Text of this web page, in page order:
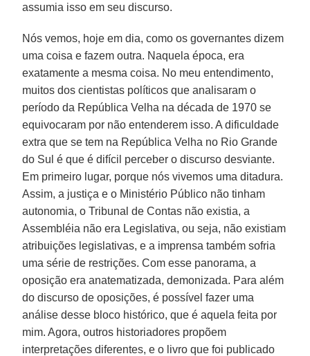
assumia isso em seu discurso.
Nós vemos, hoje em dia, como os governantes dizem
uma coisa e fazem outra. Naquela época, era
exatamente a mesma coisa. No meu entendimento,
muitos dos cientistas políticos que analisaram o
período da República Velha na década de 1970 se
equivocaram por não entenderem isso. A dificuldade
extra que se tem na República Velha no Rio Grande
do Sul é que é difícil perceber o discurso desviante.
Em primeiro lugar, porque nós vivemos uma ditadura.
Assim, a justiça e o Ministério Público não tinham
autonomia, o Tribunal de Contas não existia, a
Assembléia não era Legislativa, ou seja, não existiam
atribuições legislativas, e a imprensa também sofria
uma série de restrições. Com esse panorama, a
oposição era anatematizada, demonizada. Para além
do discurso de oposições, é possível fazer uma
análise desse bloco histórico, que é aquela feita por
mim. Agora, outros historiadores propõem
interpretações diferentes, e o livro que foi publicado